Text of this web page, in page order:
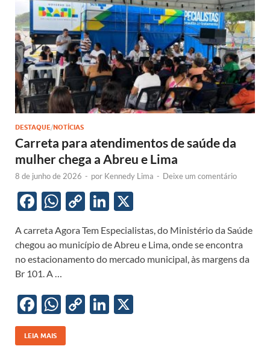
DESTAQUE/NOTÍCIAS
Carreta para atendimentos de saúde da
mulher chega a Abreu e Lima
8 de junho de 2026 - por Kennedy Lima - Deixe um comentário
F
e
b
o
o
k
W
at
s
A
p
p
C
p
y
n
k
Li
k
e
n
A carreta Agora Tem Especialistas, do Ministério da Saúde
chegou ao município de Abreu e Lima, onde se encontra
no estacionamento do mercado municipal, às margens da
Br 101. A …
F
ac
e
W
h
at
C
Li
LEIA MAIS